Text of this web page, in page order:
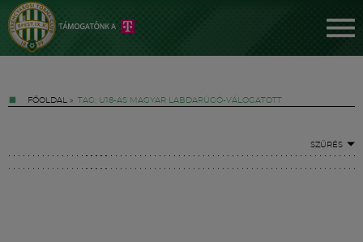
FŐOLDAL » TAG: U18-AS MAGYAR LABDARÚGÓ-VÁLOGATOTT
SZŰRÉS